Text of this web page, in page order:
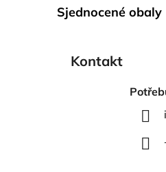
Sjednocené obaly
Kontakt